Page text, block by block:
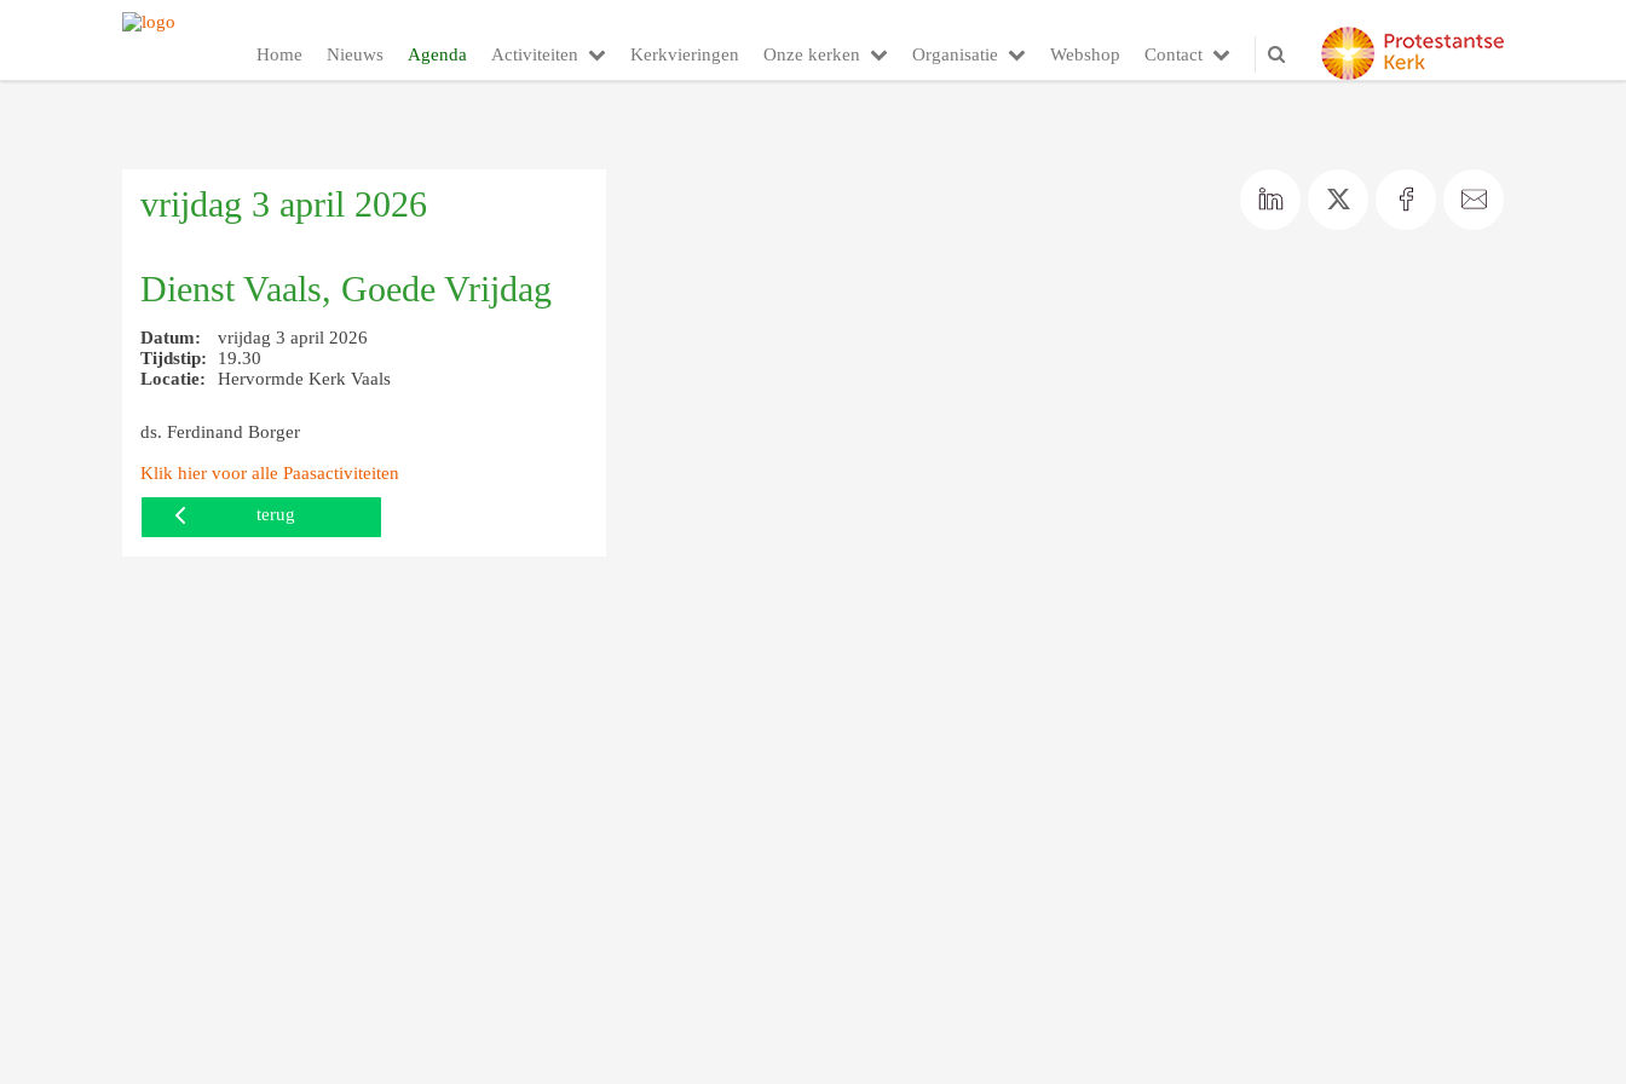
Home Nieuws Agenda Activiteiten Kerkvieringen Onze kerken Organisatie Webshop Contact
vrijdag 3 april 2026
Dienst Vaals, Goede Vrijdag
Datum:
vrijdag 3 april 2026
Tijdstip:
19.30
Locatie:
Hervormde Kerk Vaals
ds. Ferdinand Borger
Klik hier voor alle Paasactiviteiten
terug